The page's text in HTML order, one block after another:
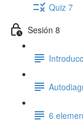
Quiz 7
Sesión 8
6